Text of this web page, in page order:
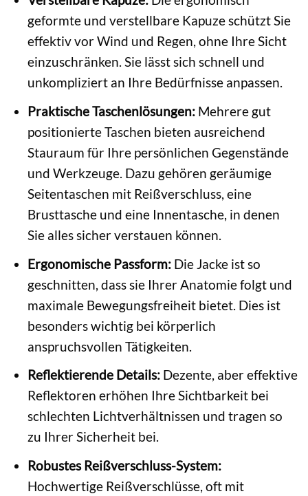
geformte und verstellbare Kapuze schützt Sie
effektiv vor Wind und Regen, ohne Ihre Sicht
einzuschränken. Sie lässt sich schnell und
unkompliziert an Ihre Bedürfnisse anpassen.
Praktische Taschenlösungen:Mehrere gut
positionierte Taschen bieten ausreichend
Stauraum für Ihre persönlichen Gegenstände
und Werkzeuge. Dazu gehören geräumige
Seitentaschen mit Reißverschluss, eine
Brusttasche und eine Innentasche, in denen
Sie alles sicher verstauen können.
Ergonomische Passform:Die Jacke ist so
geschnitten, dass sie Ihrer Anatomie folgt und
maximale Bewegungsfreiheit bietet. Dies ist
besonders wichtig bei körperlich
anspruchsvollen Tätigkeiten.
Reflektierende Details:Dezente, aber effektive
Reflektoren erhöhen Ihre Sichtbarkeit bei
schlechten Lichtverhältnissen und tragen so
zu Ihrer Sicherheit bei.
Robustes Reißverschluss-System:
Hochwertige Reißverschlüsse, oft mit